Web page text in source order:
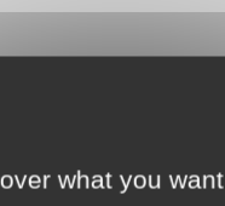
what you